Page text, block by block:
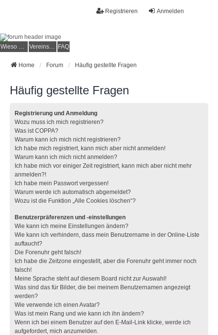
Anmelden
Registrieren
Wieso der e.V.? Vereinsmitglied werden FAQ
Home Forum Häufig gestellte Fragen
Häufig gestellte Fragen
Registrierung und Anmeldung
Wozu muss ich mich registrieren?
Was ist COPPA?
Warum kann ich mich nicht registrieren?
Ich habe mich registriert, kann mich aber nicht anmelden!
Warum kann ich mich nicht anmelden?
Ich habe mich vor einiger Zeit registriert, kann mich aber nicht mehr
anmelden?!
Ich habe mein Passwort vergessen!
Warum werde ich automatisch abgemeldet?
Wozu ist die Funktion „Alle Cookies löschen“?
Benutzerpräferenzen und -einstellungen
Wie kann ich meine Einstellungen ändern?
Wie kann ich verhindern, dass mein Benutzername in der Online-Liste
auftaucht?
Die Forenuhr geht falsch!
Ich habe die Zeitzone eingestellt, aber die Forenuhr geht immer noch
falsch!
Meine Sprache steht auf diesem Board nicht zur Auswahl!
Was sind das für Bilder, die bei meinem Benutzernamen angezeigt
werden?
Wie verwende ich einen Avatar?
Was ist mein Rang und wie kann ich ihn ändern?
Wenn ich bei einem Benutzer auf den E-Mail-Link klicke, werde ich
aufgefordert, mich anzumelden.